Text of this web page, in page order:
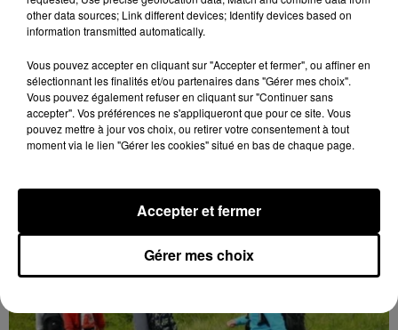
7 août 2026
BLOIS (41) - CONFÉRENCE : « SOYEZ
MAUDITS ! »
Jeudi 4 février 2027 à 14h30 à l'auditorium Samuel
Paty, bibliothèque Abbé-Grégoire de Blois (Loir-et-
other data sources; Link different devices; Identify devices based on
information transmitted automatically.
Vous pouvez accepter en cliquant sur "Accepter et fermer", ou affiner en
sélectionnant les finalités et/ou partenaires dans "Gérer mes choix".
Vous pouvez également refuser en cliquant sur "Continuer sans
accepter". Vos préférences ne s'appliqueront que pour ce site. Vous
pouvez mettre à jour vos choix, ou retirer votre consentement à tout
moment via le lien "Gérer les cookies" situé en bas de chaque page.
Gérer mes choix
Accepter et fermer